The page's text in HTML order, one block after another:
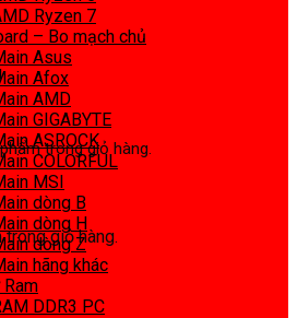
trong giỏ hàng.
giỏ hàng.
Ryzen 7
– Bo mạch chủ
Asus
Afox
AMD
GIGABYTE
ASROCK
COLORFUL
MSI
dòng B
dòng H
dòng Z
hãng khác
Ram
DDR3 PC